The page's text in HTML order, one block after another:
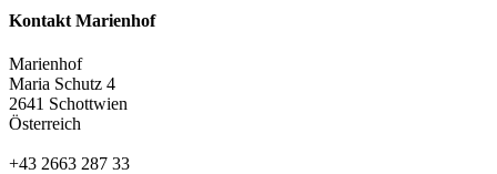
Kontakt Marienhof
Marienhof
Maria Schutz 4
2641 Schottwien
Österreich
+43 2663 287 33